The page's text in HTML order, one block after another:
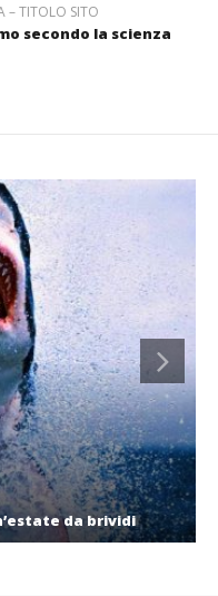
– TITOLO SITO
secondo la scienza
da brividi